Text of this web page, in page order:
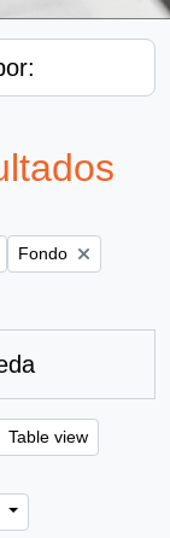
Remove filter:
Fondo
Table view